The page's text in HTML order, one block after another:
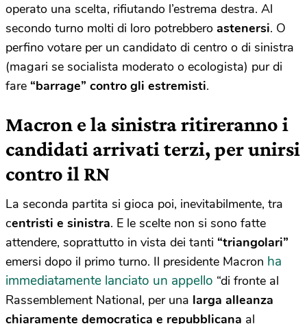
operato una scelta, rifiutando l’estrema destra. Al
secondo turno molti di loro potrebbero astenersi. O
perfino votare per un candidato di centro o di sinistra
(magari se socialista moderato o ecologista) pur di
fare “barrage” contro gli estremisti.
Macron e la sinistra ritireranno i
candidati arrivati terzi, per unirsi
contro il RN
La seconda partita si gioca poi, inevitabilmente, tra
centristi e sinistra. E le scelte non si sono fatte
attendere, soprattutto in vista dei tanti “triangolari”
emersi dopo il primo turno. Il presidente Macron ha
immediatamente lanciato un appello “di fronte al
Rassemblement National, per una larga alleanza
chiaramente democratica e repubblicana al